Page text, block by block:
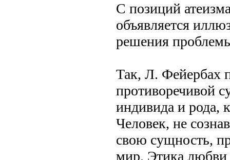
С позиций
объявляется
решения
Так, Л. Фейербах
противоречивой
индивида и рода,
Человек, не
свою сущность,
мир. Этика любви